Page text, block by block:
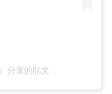
分享的貼文